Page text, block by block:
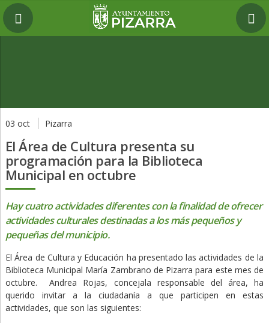
03 oct Pizarra
El Área de Cultura presenta su
programación para la Biblioteca
Municipal en octubre
Hay cuatro actividades diferentes con la finalidad de ofrecer
actividades culturales destinadas a los más pequeños y
pequeñas del municipio.
El Área de Cultura y Educación ha presentado las actividades de la
Biblioteca Municipal María Zambrano de Pizarra para este mes de
octubre. Andrea Rojas, concejala responsable del área, ha
querido invitar a la ciudadanía a que participen en estas
actividades, que son las siguientes: